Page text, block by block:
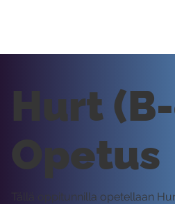
Hurt
Opetus
Tällä oppitunnilla opetellaan